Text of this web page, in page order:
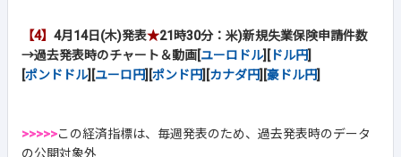
【4】 4月14日(木)発表★21時30分：米)新規失業保険申請件数
→過去発表時のチャート＆動画[ユーロドル][ ドル円]
[ポンドドル][ユーロ円][ポンド円][カナダ円][豪ドル円]
>>>>>この経済指標は、毎週発表のため、過去発表時のデータ
の公開対象外